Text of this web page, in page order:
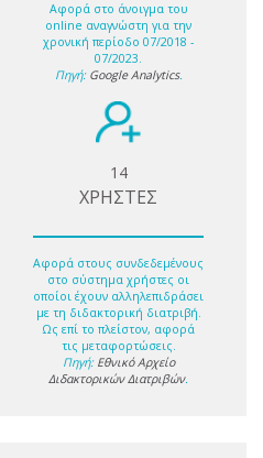
Αφορά στο άνοιγμα του
online αναγνώστη για την
χρονική περίοδο 07/2018 -
07/2023.
Πηγή: Google Analytics.
14
ΧΡΗΣΤΕΣ
Αφορά στους συνδεδεμένους
στο σύστημα χρήστες οι
οποίοι έχουν αλληλεπιδράσει
με τη διδακτορική διατριβή.
Ως επί το πλείστον, αφορά
τις μεταφορτώσεις.
Πηγή: Εθνικό Αρχείο
Διδακτορικών Διατριβών.